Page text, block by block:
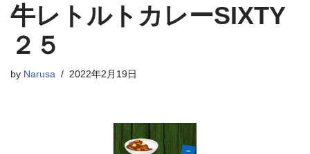
キ
プ
牛レトルトカレーSIXTY
２５
by Narusa 2022年2月19日